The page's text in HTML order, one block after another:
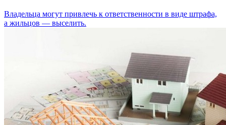
Владельца могут привлечь к ответственности в виде штрафа,
а жильцов — выселить.